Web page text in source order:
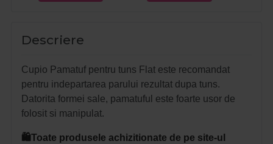
Descriere
Cupio Pamatuf pentru tuns Flat este recomandat
pentru indepartarea parului rezultat dupa tuns.
Datorita formei sale, pamatuful este foarte usor de
folosit si manipulat.
🛍️Toate produsele achizitionate de pe site-ul